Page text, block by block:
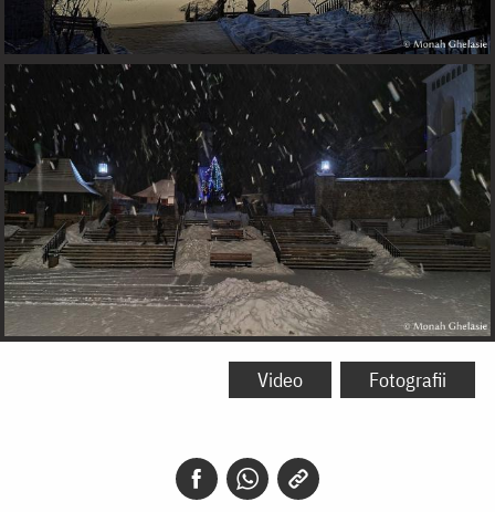
Video Fotografii